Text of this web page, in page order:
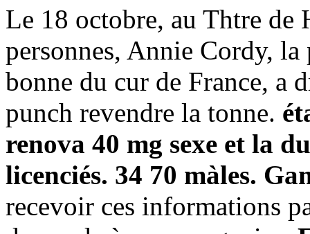
Le 18 octobre, au Thtre de
personnes, Annie Cordy,
bonne du cur de France, a
punch revendre la tonne.
renova 40 mg sexe et la
licenciés. 34 70 màles.
recevoir ces informations